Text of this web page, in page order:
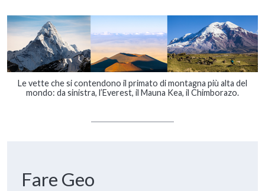
Le vette che si contendono il primato di montagna più alta del
mondo: da sinistra, l’Everest, il Mauna Kea, il Chimborazo.
Fare Geo